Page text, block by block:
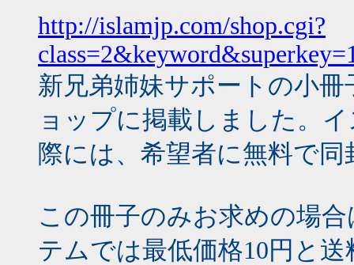
http://islamjp.com/shop.cgi?
新兄弟姉妹サポートの小
ョップに掲載しました。
際には、希望者に無料で同
この冊子のみお求めの場
テムでは最低価格10円と